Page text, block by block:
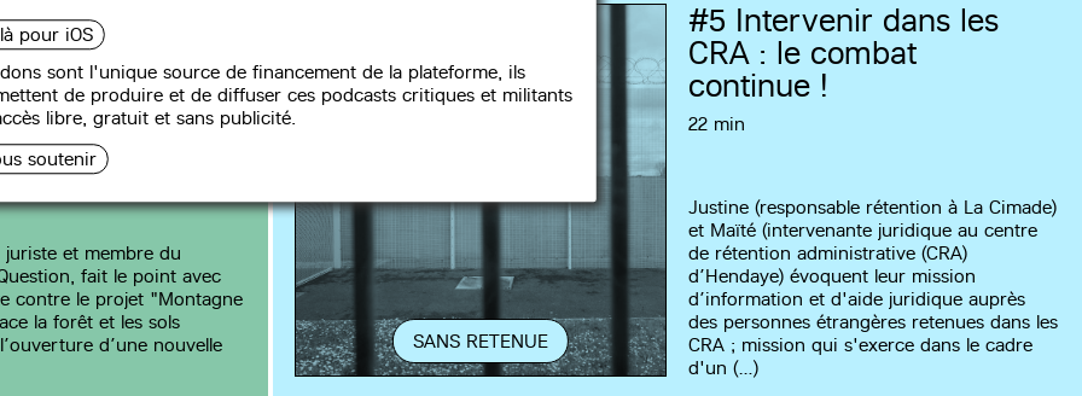
pour iOS
sont l'unique source de financement de la plateforme, ils
de produire et de diffuser ces podcasts critiques et militants
libre, gratuit et sans publicité.
soutenir
contre le projet
d’Or en
avec Marine
collectif Or de
2021)
juriste et membre du
fait le point avec
contre le projet "Montagne
la forêt et les sols
d’une nouvelle
SANS RETENUE
#5 Intervenir dans les
CRA : le combat
continue !
22 min
Justine (responsable rétention à La Cimade)
et Maïté (intervenante juridique au centre
de rétention administrative (CRA)
d’Hendaye) évoquent leur mission
d’information et d'aide juridique auprès
des personnes étrangères retenues dans les
CRA ; mission qui s'exerce dans le cadre
d'un (…)